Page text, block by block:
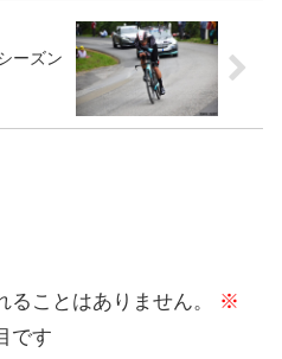
ーズン
ことはありません。
※
です